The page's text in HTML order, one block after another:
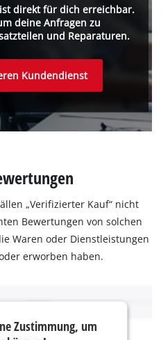
direkt für dich erreichbar.
deine Anfragen zu
und Reparaturen.
Kundendienst
„Verifizierter Kauf“ nicht
Bewertungen von solchen
Waren oder Dienstleistungen
erworben haben.
Zustimmung, um